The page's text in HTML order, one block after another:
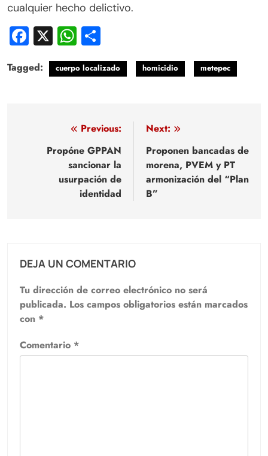
cualquier hecho delictivo.
Facebook
X WhatsApp
Tagged: cuerpo localizado homicidio metepec
Navegación
entradas
Previous:
Propóne GPPAN
sancionar la
usurpación de
identidad
Next:
Proponen bancadas de
morena, PVEM y PT
armonización del “Plan
B”
DEJA UN COMENTARIO
Tu dirección de correo electrónico no será
publicada. Los campos obligatorios están marcados
con *
Comentario *